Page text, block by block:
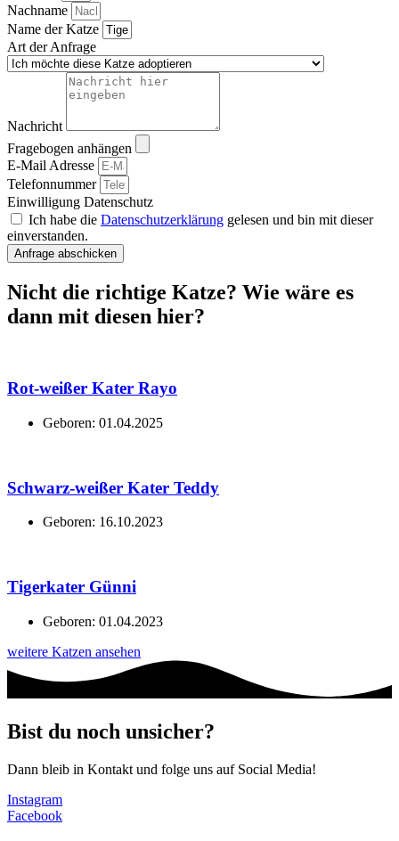
Nachname
Name der Katze
Art der Anfrage
Nachricht
Fragebogen anhängen
E-Mail Adresse
Telefonnummer
Einwilligung Datenschutz
Ich habe die Datenschutzerklärung gelesen und bin mit dieser
einverstanden.
Anfrage abschicken
Nicht die richtige Katze? Wie wäre es
dann mit diesen hier?
Rot-weißer Kater Rayo
Geboren: 01.04.2025
Schwarz-weißer Kater Teddy
Geboren: 16.10.2023
Tigerkater Günni
Geboren: 01.04.2023
weitere Katzen ansehen
Bist du noch unsicher?
Dann bleib in Kontakt und folge uns auf Social Media!
Instagram
Facebook